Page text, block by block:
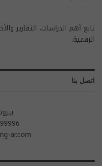
تابع أهم الدراسات، التقارير
الرقمية.
اتصل بنا
ar.com